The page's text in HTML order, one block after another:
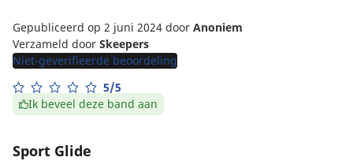
Gepubliceerd op 2 juni 2024 door Anoniem
Verzameld door Skeepers
Niet-geverifieerde beoordeling
5/5
Ik beveel deze band aan
Sport Glide